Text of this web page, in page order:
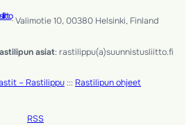
· Valimotie 10, 00380 Helsinki, Finland
asiat: rastilippu(a)suunnistusliitto.fi
– Rastilippu ::: Rastilipun ohjeet
RSS